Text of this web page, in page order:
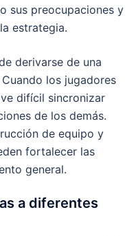
sus preocupaciones y
estrategia.
derivarse de una
los jugadores
difícil sincronizar
de los demás.
de equipo y
fortalecer las
general.
a diferentes